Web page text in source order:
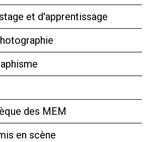
et d'apprentissage
des MEM
en scène